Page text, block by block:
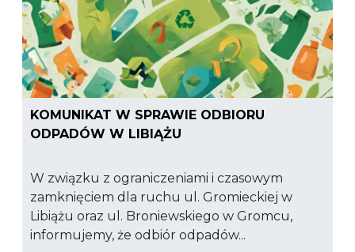
KOMUNIKAT W SPRAWIE ODBIORU
ODPADÓW W LIBIĄŻU
W związku z ograniczeniami i czasowym
zamknięciem dla ruchu ul. Gromieckiej w
Libiążu oraz ul. Broniewskiego w Gromcu,
informujemy, że odbiór odpadów...